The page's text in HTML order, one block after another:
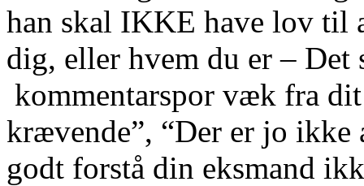
han skal IKKE have lov til
dig, eller hvem du er – Det
kommentarspor væk fra
krævende”, “Der er jo ikke
godt forstå din eksmand